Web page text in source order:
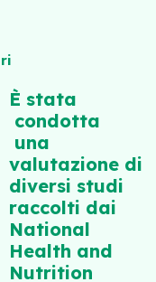
È stata
condotta
una
valutazione di
diversi studi
raccolti dai
National
Health and
Nutrition